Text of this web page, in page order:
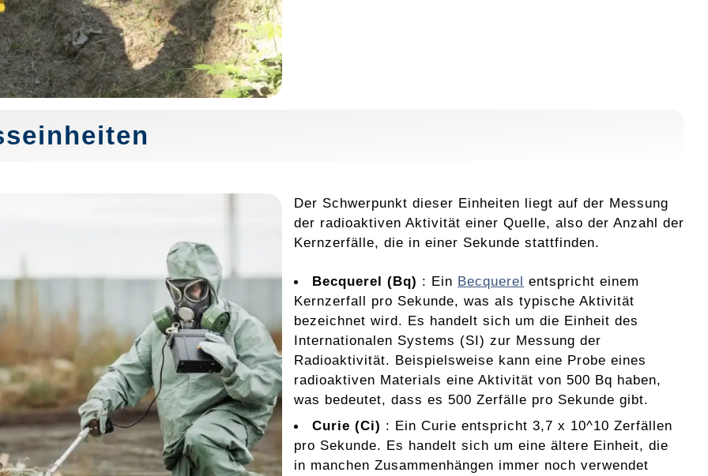
Der Schwerpunkt dieser Einheiten liegt auf der Messung
der radioaktiven Aktivität einer Quelle, also der Anzahl der
Kernzerfälle, die in einer Sekunde stattfinden.
Becquerel (Bq) : Ein Becquerel entspricht einem
Kernzerfall pro Sekunde, was als typische Aktivität
bezeichnet wird. Es handelt sich um die Einheit des
Internationalen Systems (SI) zur Messung der
Radioaktivität. Beispielsweise kann eine Probe eines
radioaktiven Materials eine Aktivität von 500 Bq haben,
was bedeutet, dass es 500 Zerfälle pro Sekunde gibt.
Curie (Ci) : Ein Curie entspricht 3,7 x 10^10 Zerfällen
pro Sekunde. Es handelt sich um eine ältere Einheit, die
in manchen Zusammenhängen immer noch verwendet